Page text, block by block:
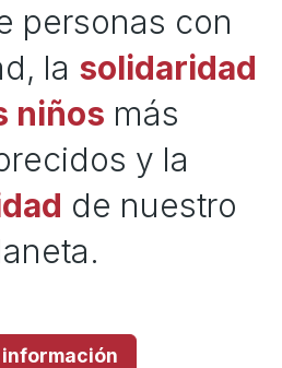
personas con
la solidaridad
niños más
y la
de nuestro
información